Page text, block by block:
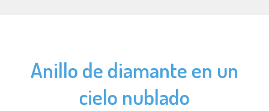
Anillo de diamante en un
cielo nublado